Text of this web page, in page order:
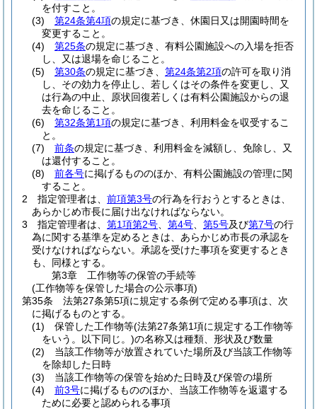
を付すこと。
(3)
第24条第4項の規定に基づき、休園日又は開園時間を
変更すること。
(4)
第25条の規定に基づき、有料公園施設への入場を拒否
し、又は退場を命じること。
(5)
第30条の規定に基づき、 第24条第2項の許可を取り消
し、その効力を停止し、若しくはその条件を変更し、又
は行為の中止、原状回復若しくは有料公園施設からの退
去を命じること。
(6)
第32条第1項の規定に基づき、利用料金を収受するこ
と。
(7)
前条の規定に基づき、利用料金を減額し、免除し、又
は還付すること。
(8)
前各号に掲げるもののほか、有料公園施設の管理に関
すること。
2
指定管理者は、 前項第3号の行為を行おうとするときは、
あらかじめ市長に届け出なければならない。
3
指定管理者は、 第1項第2号 第4号 第5号及び第7号の行
為に関する基準を定めるときは、あらかじめ市長の承認を
受けなければならない。 承認を受けた事項を変更するとき
も、同様とする。
第3章
工作物等の保管の手続等
(工作物等を保管した場合の公示事項)
第35条
法第27条第5項に規定する条例で定める事項は、次
に掲げるものとする。
(1)
保管した工作物等(法第27条第1項に規定する工作物等
をいう。以下同じ。)の名称又は種類、形状及び数量
(2)
当該工作物等が放置されていた場所及び当該工作物等
を除却した日時
(3)
当該工作物等の保管を始めた日時及び保管の場所
(4)
前3号に掲げるもののほか、当該工作物等を返還する
ために必要と認められる事項